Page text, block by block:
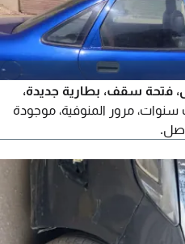
1991، مانيوال، فتحة سقف، بطارية جديدة،
مرور المنوفية، موجودة